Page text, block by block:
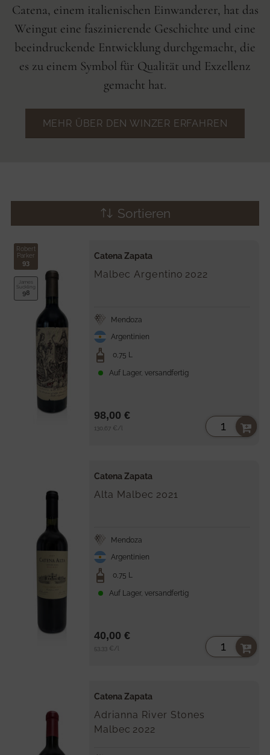
Catena, einem italienischen Einwanderer, hat das
Weingut eine faszinierende Geschichte und eine
beeindruckende Entwicklung durchgemacht, die
es zu einem Symbol für Qualität und Exzellenz
gemacht hat.
MEHR ÜBER DEN WINZER ERFAHREN
Sortieren
Robert
Parker
93
James
Suckling
98
Catena Zapata
Malbec Argentino 2022
Mendoza
Argentinien
0,75 L
Auf Lager, versandfertig
Stückpreis
130,67 € /
98,00 €
Catena Zapata
Alta Malbec 2021
Mendoza
Argentinien
0,75 L
Auf Lager, versandfertig
Stückpreis
53,33 € /
40,00 €
Catena Zapata
Adrianna River Stones
Malbec 2022